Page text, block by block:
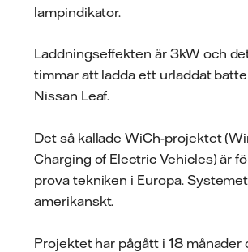
lampindikator.
Laddningseffekten är 3kW och
timmar att ladda ett urladdat
Nissan Leaf.
Det så kallade WiCh-projektet
Charging of Electric Vehicles) är
prova tekniken i Europa.
amerikanskt.
Projektet har pågått i 18 månader